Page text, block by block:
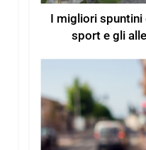
I migliori spuntini
sport e gli